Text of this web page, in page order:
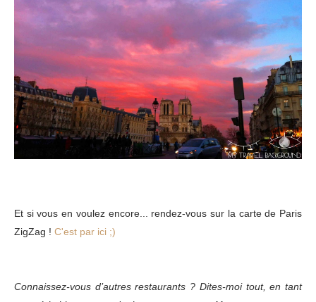
Et si vous en voulez encore... rendez-vous sur la carte de Paris
ZigZag ! C'est par ici ;)
Connaissez-vous d’autres restaurants ? Dites-moi tout, en tant